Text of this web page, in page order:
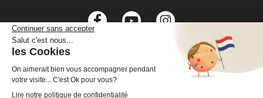
Facebook YouTube

INFORMATIONS